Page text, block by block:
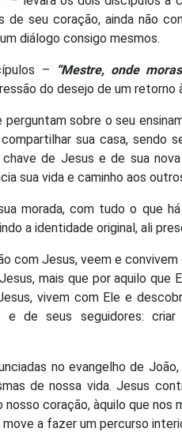
seu coração, ainda não
diálogo consigo mesmos.
– “Mestre, onde
do desejo de um retorno à
sobre o seu
sua casa, sendo
de Jesus e de sua
sua vida e caminho aos
morada, com tudo o que
a identidade original, ali
com Jesus, veem e
mais que por aquilo que
vivem com Ele e
de seus seguidores:
no evangelho de
de nossa vida. Jesus
coração, àquilo que nos
move a fazer um percurso